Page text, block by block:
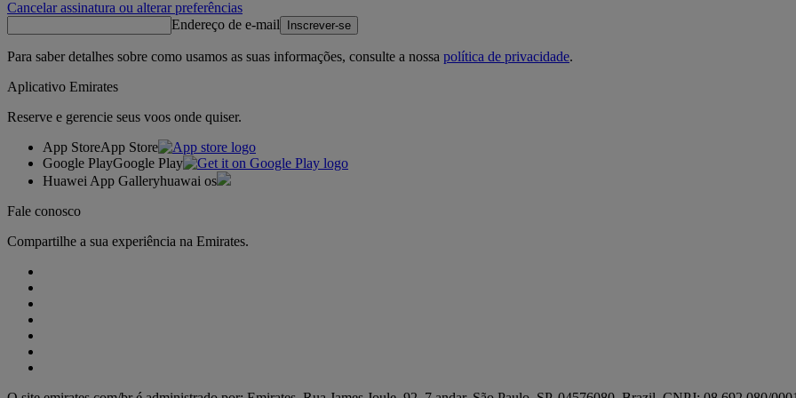
Cancelar assinatura ou alterar preferências
Endereço de e-mail
Inscrever-se
Para saber detalhes sobre como usamos as suas informações, consulte a nossa política de privacidade.
Aplicativo Emirates
Reserve e gerencie seus voos onde quiser.
App StoreApp Store
Google PlayGoogle Play
Huawei App Galleryhuawai os
Fale conosco
Compartilhe a sua experiência na Emirates.